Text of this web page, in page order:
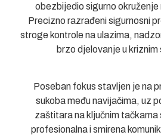
obezbijedio sigurno okruženje
Precizno razrađeni sigurnosni
stroge kontrole na ulazima,
brzo djelovanje u
Poseban fokus stavljen je na
sukoba među navijačima, uz
zaštitara na ključnim
profesionalna i smirena